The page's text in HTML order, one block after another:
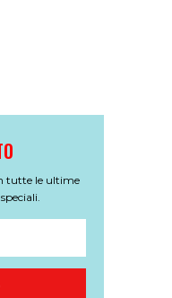
tutte le ultime